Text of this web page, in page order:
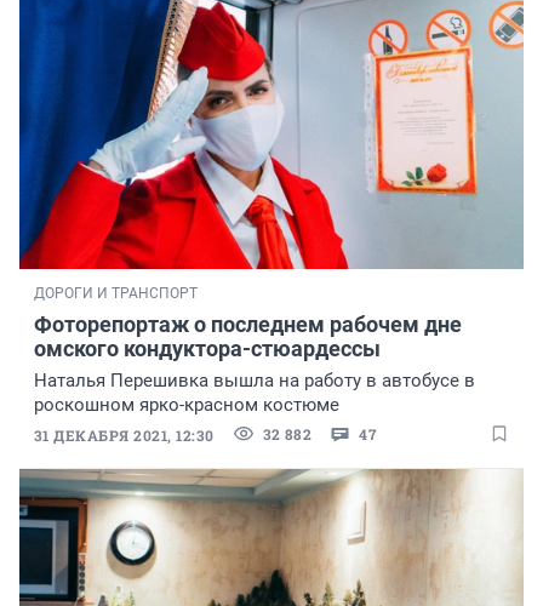
ДОРОГИ И ТРАНСПОРТ
Фоторепортаж о последнем рабочем дне
омского кондуктора-стюардессы
Наталья Перешивка вышла на работу в автобусе в
роскошном ярко-красном костюме
31 ДЕКАБРЯ 2021, 12:30 32 882 47